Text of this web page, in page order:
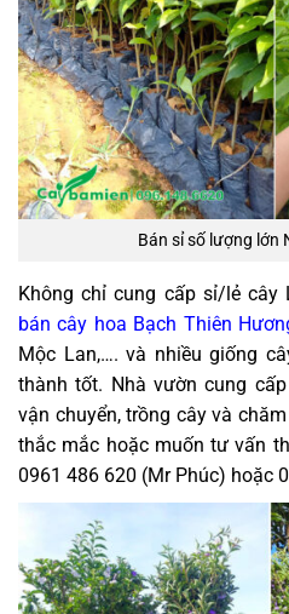
Bán sỉ số lượng lớn
Không chỉ cung cấp sỉ/lẻ cây
bán cây hoa Bạch Thiên
Mộc Lan,…. và nhiều giống
thành tốt. Nhà vườn cung
vận chuyển, trồng cây và
thắc mắc hoặc muốn tư vấn
0961 486 620 (Mr Phúc) hoặc